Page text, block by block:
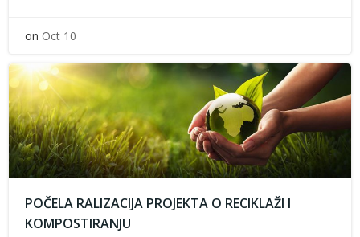
on Oct 10
POČELA RALIZACIJA PROJEKTA O RECIKLAŽI I
KOMPOSTIRANJU